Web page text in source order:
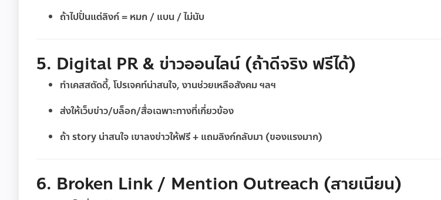
ถ้าไปปั่นแต่ลิงก์ = หมก / แบน / ไม่นับ
5. Digital PR & ข่าวออนไลน์ (ถ้าดีจริง ฟรีได้)
ทำเคสสตัดดี้, โปรเจคท์น่าสนใจ, งานช่วยเหลือสังคม ฯลฯ
ส่งให้เว็บข่าว/บล็อก/สื่อเฉพาะทางที่เกี่ยวข้อง
ถ้า story น่าสนใจ เขาลงข่าวให้ฟรี + แถมลิงก์กลับมา (ของแรงมาก)
6. Broken Link / Mention Outreach (สายเนียน)